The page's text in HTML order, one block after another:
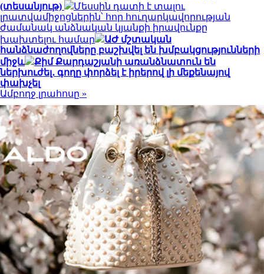
(տեսանյութ)
Մեսսին դատի է տալու
լրատվամիջոցներին՝ հոր հուղարկավորության
ժամանակ անձնական կյանքի իրավունքը
խախտելու համար
ԱԺ մշտական
հանձնաժողովները բաշխվել են խմբակցությունների
միջև
Քիմ Քարդաշյանի առանձնատուն են
ներխուժել․ գողը փորձել է իրերով լի մեքենայով
փախչել
Ամբողջ լրահոսը »